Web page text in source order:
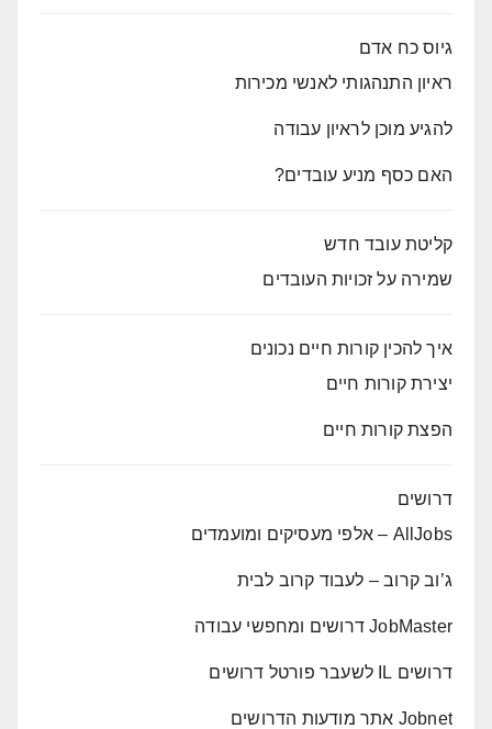
גיוס כח אדם
ראיון התנהגותי לאנשי מכירות
להגיע מוכן לראיון עבודה
האם כסף מניע עובדים?
קליטת עובד חדש
שמירה על זכויות העובדים
איך להכין קורות חיים נכונים
יצירת קורות חיים
הפצת קורות חיים
דרושים
AllJobs – אלפי מעסיקים ומועמדים
ג’וב קרוב – לעבוד קרוב לבית
JobMaster דרושים ומחפשי עבודה
דרושים IL לשעבר פורטל דרושים
Jobnet אתר מודעות הדרושים